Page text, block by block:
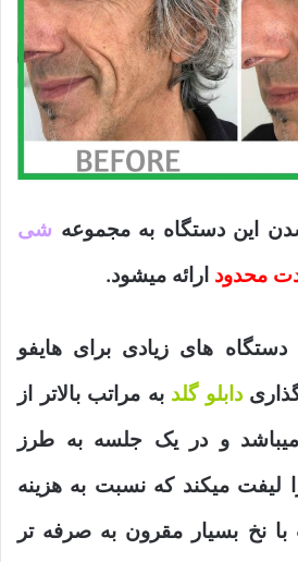
این دستگاه به مجموعه شی
محدود ارائه میشود.
دستگاه های زیادی برای هایفو
گذاریدابلو گلد به مراتب بالاتر از
و در یک جلسه به طرز
میکند که نسبت به هزینه
نخ بسیار مقرون به صرفه تر